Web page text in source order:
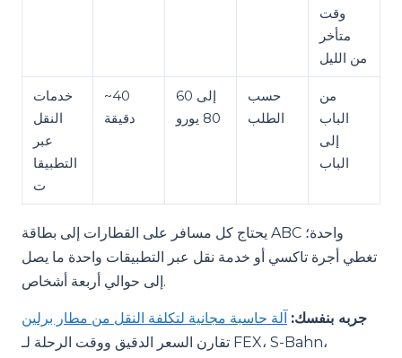
وقت
متأخر
من الليل
خدمات
النقل
عبر
التطبيقا
ت
~40
دقيقة
60 إلى
80 يورو
حسب
الطلب
من
الباب
إلى
الباب
يحتاج كل مسافر على القطارات إلى بطاقة ABC واحدة؛
تغطي أجرة تاكسي أو خدمة نقل عبر التطبيقات واحدة ما يصل
إلى حوالي أربعة أشخاص.
جربه بنفسك: آلة حاسبة مجانية لتكلفة النقل من مطار برلين
تقارن السعر الدقيق ووقت الرحلة لـ FEX، S-Bahn،